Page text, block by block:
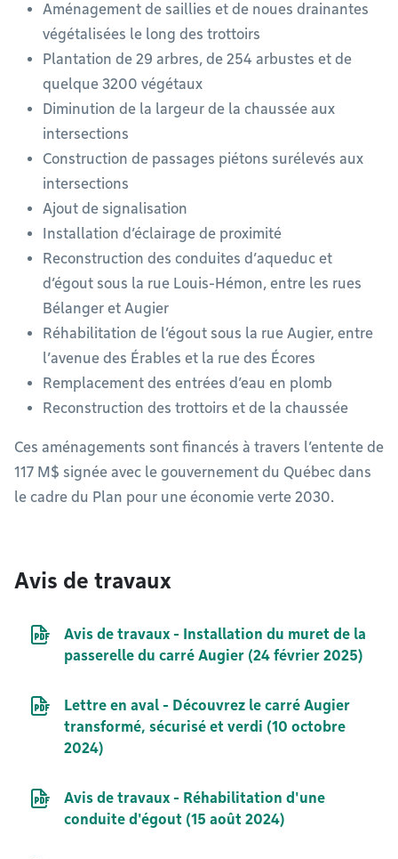
Aménagement de saillies et de noues drainantes
végétalisées le long des trottoirs
Plantation de 29 arbres, de 254 arbustes et de
quelque 3200 végétaux
Diminution de la largeur de la chaussée aux
intersections
Construction de passages piétons surélevés aux
intersections
Ajout de signalisation
Installation d’éclairage de proximité
Reconstruction des conduites d’aqueduc et
d’égout sous la rue Louis-Hémon, entre les rues
Bélanger et Augier
Réhabilitation de l’égout sous la rue Augier, entre
l’avenue des Érables et la rue des Écores
Remplacement des entrées d’eau en plomb
Reconstruction des trottoirs et de la chaussée
Ces aménagements sont financés à travers l’entente de
117 M$ signée avec le gouvernement du Québec dans
le cadre du Plan pour une économie verte 2030.
Avis de travaux
Document PDF
Avis de travaux - Installation du muret de la
passerelle du carré Augier (24 février 2025)
Document PDF
Lettre en aval - Découvrez le carré Augier
transformé, sécurisé et verdi (10 octobre
2024)
Document PDF
Avis de travaux - Réhabilitation d'une
conduite d'égout (15 août 2024)